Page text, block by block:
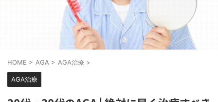
HOME > AGA > AGA治療 >
AGA治療